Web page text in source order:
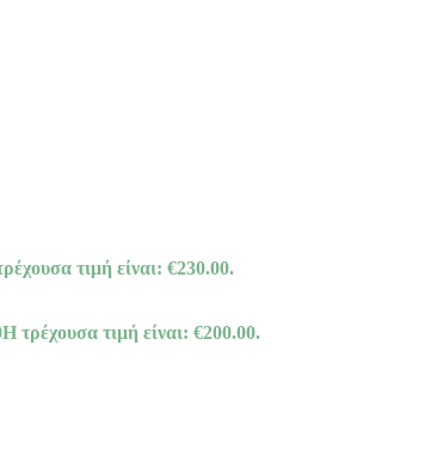
τιμή είναι: €230.00.
Η τρέχουσα τιμή είναι: €200.00.